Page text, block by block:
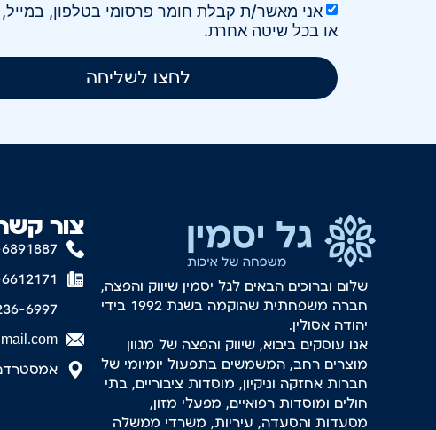
או בכל שיטה אחרת.
לחצו לשליחה
צור
6997
אמסטרדם 15,
שלום וברוכים הבאים לגל יסמין שיווק והפצה,
חברה משפחתית שהוקמה בשנת 1992 בידי
יהודה אסולין.
אנו עוסקים ביבוא, שיווק והפצה של מגוון
מוצרים רחב, המשמשים בתפעול יומיומי של
חברות אחזקה וניקיון, מוסדות ציבוריים, בתי
חולים ומוסדות רפואיים, מפעלי מזון,
מסעדות והסעדה, עיריות, משרדי ממשלה